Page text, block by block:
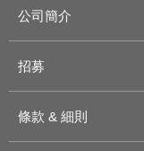
公司簡介
招募
條款 & 細則